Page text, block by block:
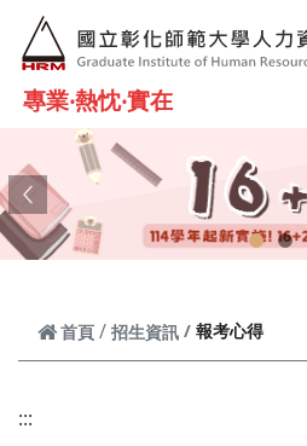
跳到主要內容
專業‧熱忱‧實在
Previous
首頁 招生資訊 報考心得
:::